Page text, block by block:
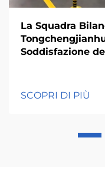
La Squadra
Soddisfazione
SCOPRI DI PIÙ